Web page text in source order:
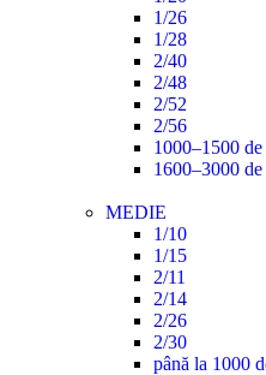
1/26
1/28
2/40
2/48
2/52
2/56
1000–1500
1600–3000
MEDIE
1/10
1/15
2/11
2/14
2/26
2/30
până la 1000